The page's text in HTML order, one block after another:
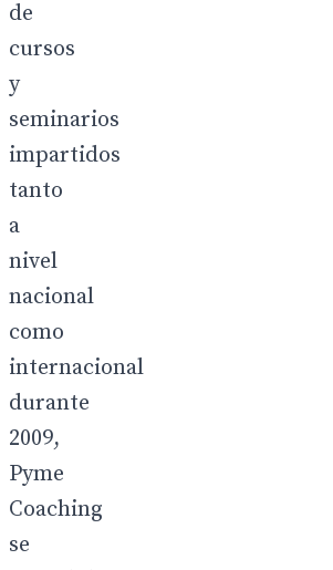
de
cursos
y
seminarios
impartidos
tanto
a
nivel
nacional
como
internacional
durante
2009,
Pyme
Coaching
se